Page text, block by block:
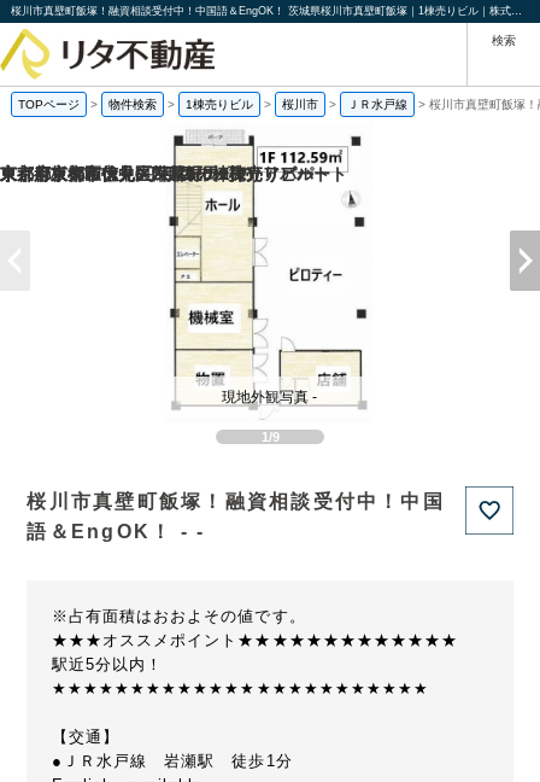
桜川市真壁町飯塚！融資相談受付中！中国語＆EngOK！ 茨城県桜川市真壁町飯塚｜1棟売りビル｜株式会社リタ不動産
検索
TOPページ > 物件検索 > 1棟売りビル > 桜川市 > ＪＲ水戸線 > 桜川市真壁町飯塚
1/9
現地外観写真 -
桜川市真壁町飯塚！融資相談受付中！中国
語＆EngOK！ - -
※占有面積はおおよその値です。
★★★オススメポイント★★★★★★★★★★★★★
駅近5分以内！
★★★★★★★★★★★★★★★★★★★★★★★★
【交通】
●ＪＲ水戸線 岩瀬駅 徒歩1分
京都府京都市伏見区帯屋町の1棟売りビル
京都府京都市伏見区深草堀田町の
東京都東大和市中央2丁目の一棟売りアパート
東京都板橋区徳丸6丁目の一棟売りアパート